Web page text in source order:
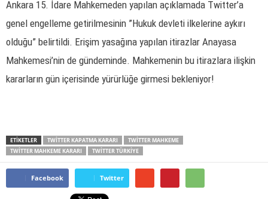
Ankara 15. İdare Mahkemeden yapılan açıklamada Twitter’a
genel engelleme getirilmesinin ”Hukuk devleti ilkelerine aykırı
olduğu” belirtildi. Erişim yasağına yapılan itirazlar Anayasa
Mahkemesi’nin de gündeminde. Mahkemenin bu itirazlara ilişkin
kararların gün içerisinde yürürlüğe girmesi bekleniyor!
ETİKETLER TWITTER KAPATMA KARARI
TWITTER MAHKEME
TWITTER MAHKEME KARARI
TWITTER TÜRKIYE
Facebook Twitter